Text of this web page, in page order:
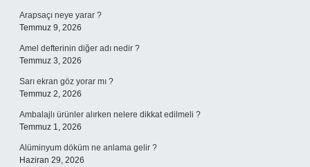
Arapsaçı neye yarar ?
Temmuz 9, 2026
Amel defterinin diğer adı nedir ?
Temmuz 3, 2026
Sarı ekran göz yorar mı ?
Temmuz 2, 2026
Ambalajlı ürünler alırken nelere dikkat edilmeli ?
Temmuz 1, 2026
Alüminyum döküm ne anlama gelir ?
Haziran 29, 2026